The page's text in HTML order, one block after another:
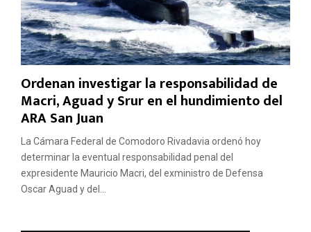
Ordenan investigar la responsabilidad de
Macri, Aguad y Srur en el hundimiento del
ARA San Juan
La Cámara Federal de Comodoro Rivadavia ordenó hoy
determinar la eventual responsabilidad penal del
expresidente Mauricio Macri, del exministro de Defensa
Oscar Aguad y del...